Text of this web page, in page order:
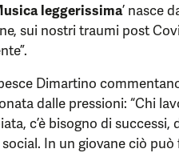
leggerissima’ nasce
sui nostri traumi post
Dimartino
dalle pressioni: “Chi
c’è bisogno di
In un giovane ciò può